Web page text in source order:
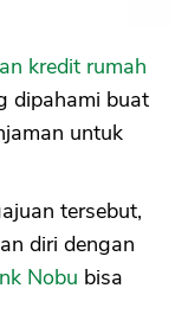
kredit rumah
dipahami buat
untuk
tersebut,
diri dengan
Nobu bisa